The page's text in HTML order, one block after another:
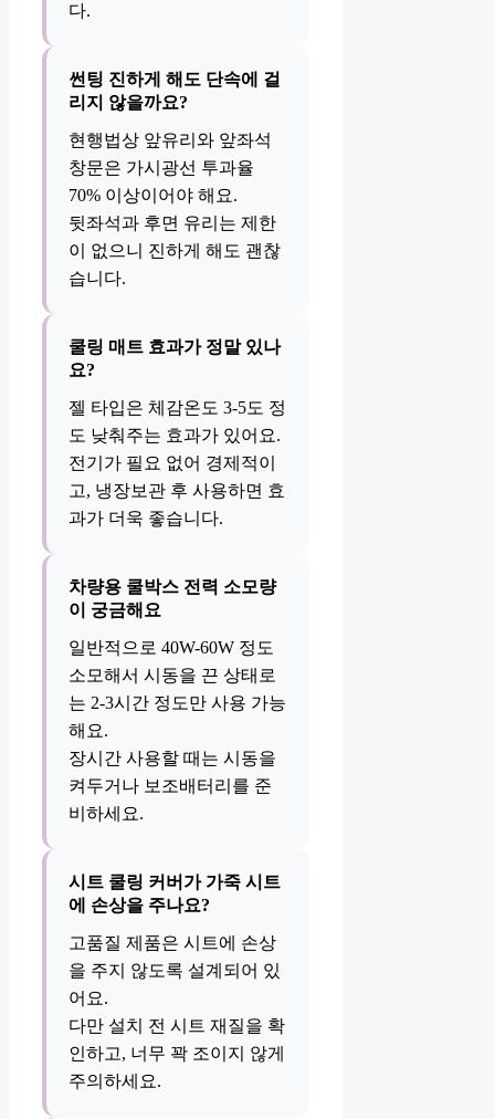
다.
썬팅 진하게 해도 단속에 걸
리지 않을까요?
현행법상 앞유리와 앞좌석
창문은 가시광선 투과율
70% 이상이어야 해요.
뒷좌석과 후면 유리는 제한
이 없으니 진하게 해도 괜찮
습니다.
쿨링 매트 효과가 정말 있나
요?
젤 타입은 체감온도 3-5도 정
도 낮춰주는 효과가 있어요.
전기가 필요 없어 경제적이
고, 냉장보관 후 사용하면 효
과가 더욱 좋습니다.
차량용 쿨박스 전력 소모량
이 궁금해요
일반적으로 40W-60W 정도
소모해서 시동을 끈 상태로
는 2-3시간 정도만 사용 가능
해요.
장시간 사용할 때는 시동을
켜두거나 보조배터리를 준
비하세요.
시트 쿨링 커버가 가죽 시트
에 손상을 주나요?
고품질 제품은 시트에 손상
을 주지 않도록 설계되어 있
어요.
다만 설치 전 시트 재질을 확
인하고, 너무 꽉 조이지 않게
주의하세요.